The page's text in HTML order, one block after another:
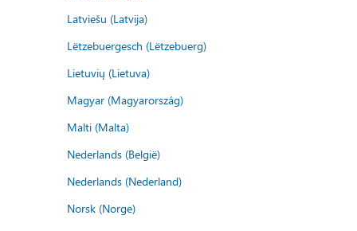
Latviešu (Latvija)
Lëtzebuergesch (Lëtzebuerg)
Lietuvių (Lietuva)
Magyar (Magyarország)
Malti (Malta)
Nederlands (België)
Nederlands (Nederland)
Norsk (Norge)